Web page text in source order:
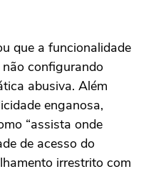
que a funcionalidade
não configurando
abusiva. Além
enganosa,
“assista onde
de acesso do
irrestrito com